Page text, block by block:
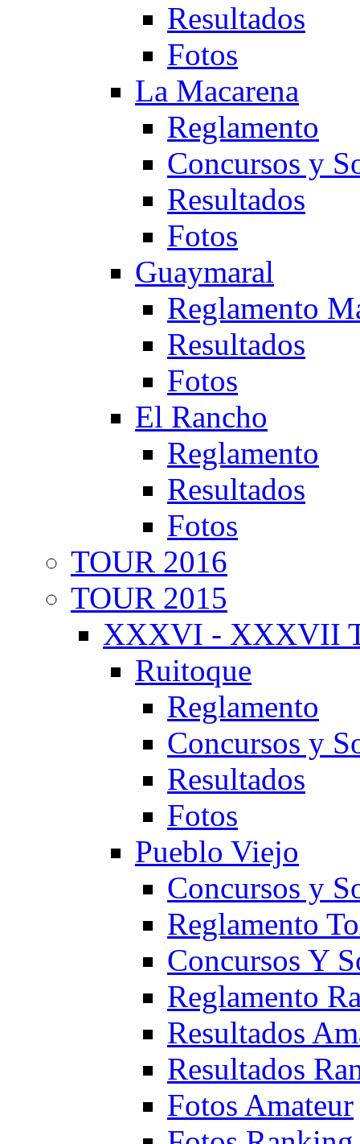
Resultados
Fotos
La Macarena
Reglamento
Concursos y
Resultados
Fotos
Guaymaral
Reglamento
Resultados
Fotos
El Rancho
Reglamento
Resultados
Fotos
TOUR 2016
TOUR 2015
XXXVI - XXXVII
Ruitoque
Reglamento
Concursos y
Resultados
Fotos
Pueblo Viejo
Concursos y
Reglamento
Concursos Y
Reglamento
Resultados
Resultados
Fotos Amateur